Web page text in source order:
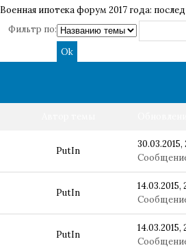
Военная ипотека форум 2017 года:
Фильтр по:
PutIn
30.03.2015,
PutIn
14.03.2015,
PutIn
14.03.2015,